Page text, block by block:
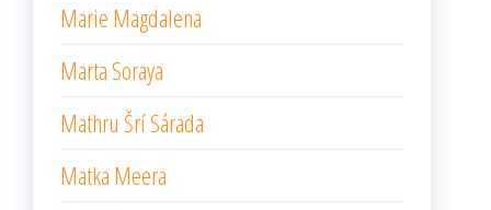
Marie Magdalena
Marta Soraya
Mathru Šrí Sárada
Matka Meera